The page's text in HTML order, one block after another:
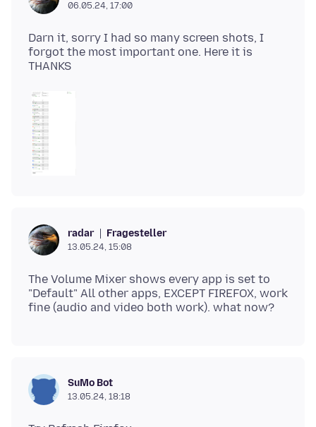
06.05.24, 17:00
Darn it, sorry I had so many screen shots, I
forgot the most important one. Here it is
radar Fragesteller
13.05.24, 15:08
The Volume Mixer shows every app is set to
"Default" All other apps, EXCEPT FIREFOX, work
SuMo Bot
13.05.24, 18:18